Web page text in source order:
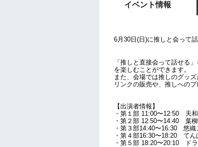
イベント情報
6月30日(日)に推しと会って
「推しと直接会って話せる
を楽しむことができます。
また、会場では推しのグッ
リンクの販売や、推しへの
【出演者情報】
・第１部 11:00〜12:50 天
・第２部 12:50〜14:40 葉
・第３部14:40〜16:30 悠織
・第４部16:30〜18:20 てん
・第５部 18:20〜20:10
ド